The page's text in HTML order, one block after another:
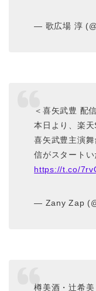
— 歌広場 淳
＜喜矢武豊 配
本日より、楽
喜矢武豊主演
信がスタートい
https://t.co/
— Zany Zap
樽美酒・辻希